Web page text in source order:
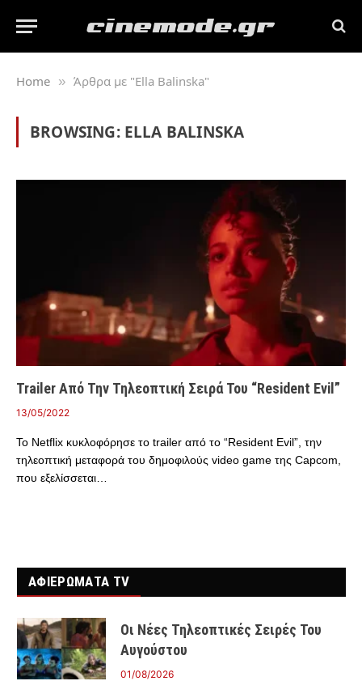
Home » Άρθρα με "Ella Balinska"
BROWSING: ELLA BALINSKA
Trailer Από Την Τηλεοπτική Σειρά Του “Resident Evil”
13/05/2022
Το Netflix κυκλοφόρησε το trailer από το “Resident Evil”, την
τηλεοπτική μεταφορά του δημοφιλούς video game της Capcom,
που εξελίσσεται…
ΑΦΙΕΡΩΜΑΤΑ TV
Οι Νέες Τηλεοπτικές Σειρές Του
Αυγούστου
01/08/2026